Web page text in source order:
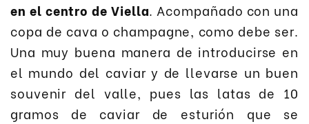
en el centro de Viella. Acompañado con una
copa de cava o champagne, como debe ser.
Una muy buena manera de introducirse en
el mundo del caviar y de llevarse un buen
souvenir del valle, pues las latas de 10
gramos de caviar de esturión que se